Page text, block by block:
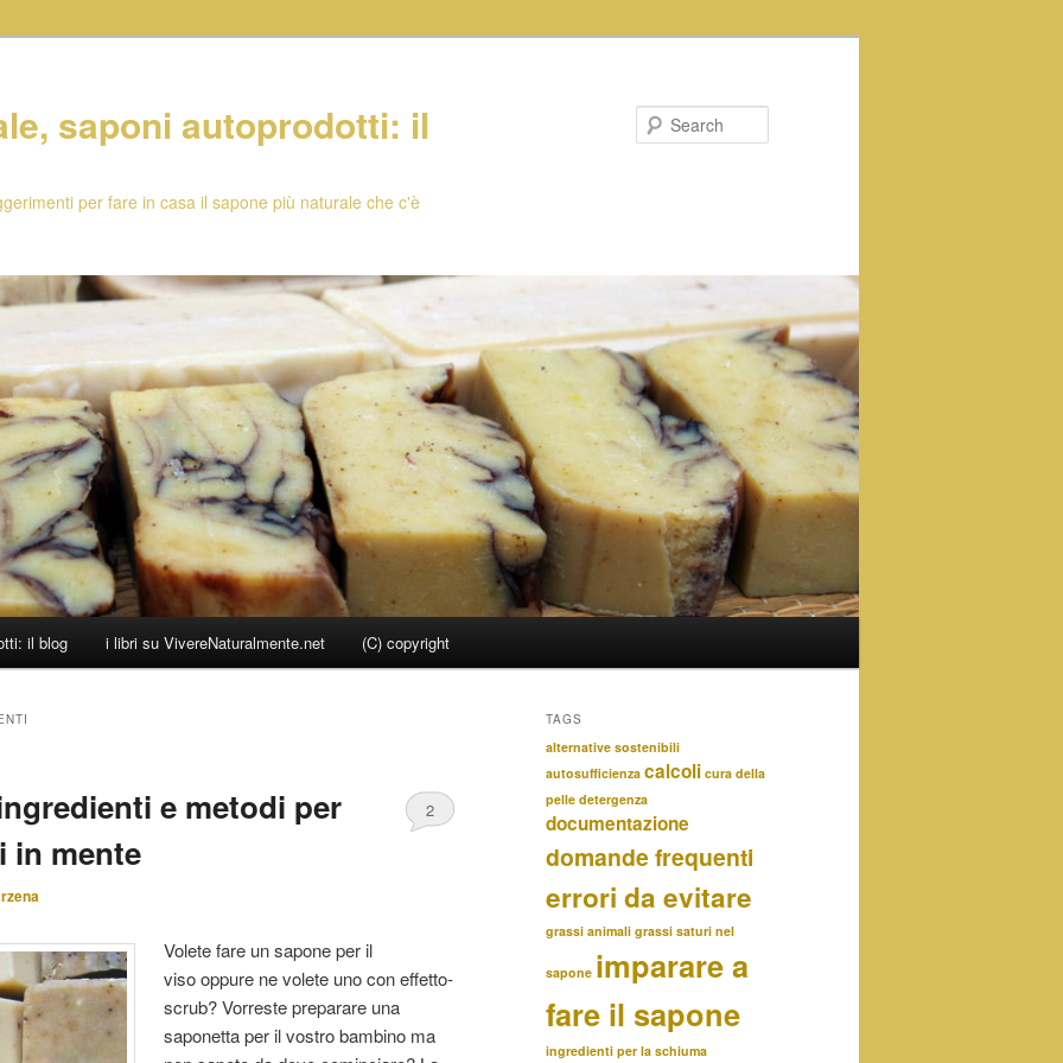
saponi autoprodotti: il
per fare in casa il sapone più naturale che c'è
il blog i libri su VivereNaturalmente.net (C) copyright
e metodi per
in mente
2
Volete fare un sapone per il
viso oppure ne volete uno con effetto-
scrub? Vorreste preparare una
saponetta per il vostro bambino ma
TAGS
alternative sostenibili
autosufficienza calcoli cura della
pelle detergenza
documentazione
domande frequenti
errori da evitare
grassi animali grassi saturi nel
sapone imparare a
fare il sapone
ingredienti per la schiuma